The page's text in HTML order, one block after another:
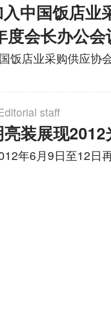
中国饭店
度会长办公会
饭店业采购供应
staff
装展现2012
年6月9日至12日